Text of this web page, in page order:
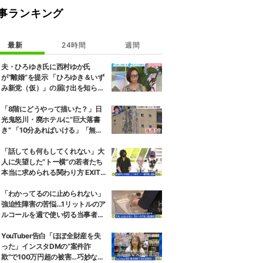
ランキング
最新 24時間 週間
夫・ひろゆき氏に西村ゆか氏
が“離婚”を提示 「ひろゆき＆いず
み新党（仮）」の届け出を知らさ
態で夫婦を続けるのは無理」
「8階にどうやって描いた？」日
光鬼怒川・廃ホテルに“巨大落書
き” 「10分あればいける」「無許
ィストらが見解
「話しても何もしてくれない」大
人に失望した“トー横”の若者たち
本当に求められる関わり方 EXIT
をどう除外するか」
「わかってるのに止められない」
強迫性障害の苦悩…1リットルのア
ルコールを週で使い切る当事者
ある」
YouTuber告白「ほぼ全財産を失
った」インスタDMの“案件詐
欺”で100万円超の被害…巧妙な手